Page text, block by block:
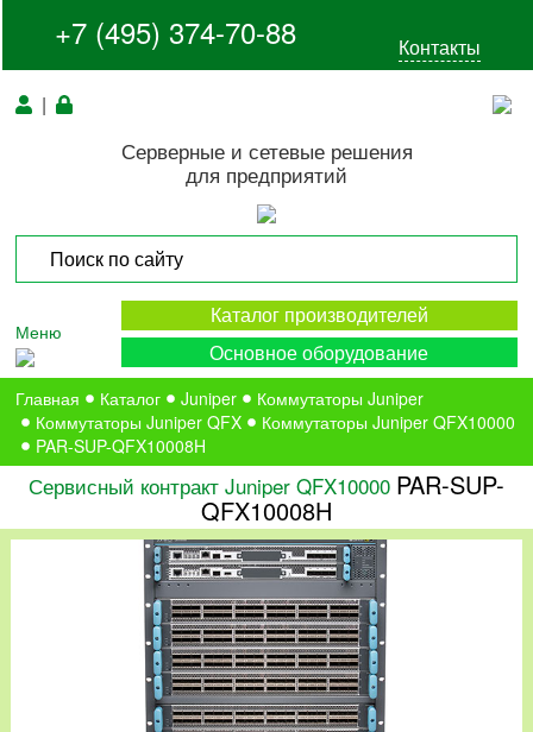
+7 (495) 374-70-88 Контакты
|
Серверные и сетевые решения
для предприятий
Меню
Каталог производителей
Основное оборудование
Главная Каталог Juniper
Коммутаторы Juniper
Коммутаторы Juniper QFX
Коммутаторы Juniper QFX10000
PAR-SUP-QFX10008H
Сервисный контракт Juniper QFX10000 PAR-SUP-
QFX10008H